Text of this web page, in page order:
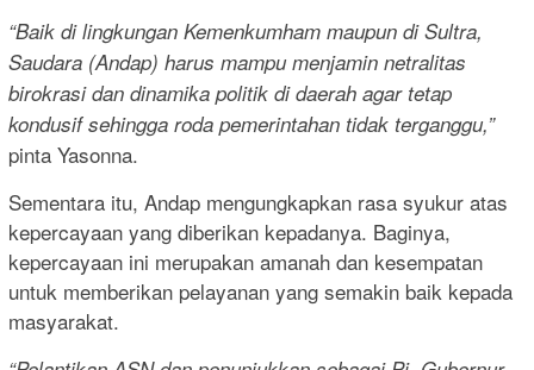
“Baik di lingkungan Kemenkumham maupun di Sultra,
Saudara (Andap) harus mampu menjamin netralitas
birokrasi dan dinamika politik di daerah agar tetap
kondusif sehingga roda pemerintahan tidak terganggu,”
pinta Yasonna.
Sementara itu, Andap mengungkapkan rasa syukur atas
kepercayaan yang diberikan kepadanya. Baginya,
kepercayaan ini merupakan amanah dan kesempatan
untuk memberikan pelayanan yang semakin baik kepada
masyarakat.